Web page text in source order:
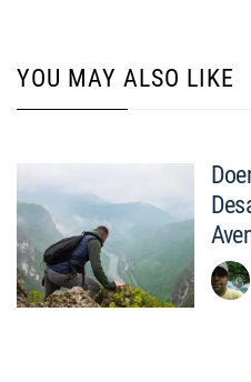
YOU MAY ALSO LIKE